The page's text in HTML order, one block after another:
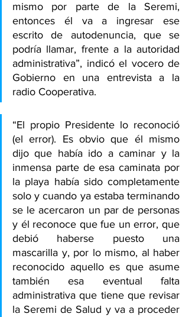
mismo por parte de la Seremi,
entonces él va a ingresar ese
escrito de autodenuncia, que se
podría llamar, frente a la autoridad
administrativa”, indicó el vocero de
Gobierno en una entrevista a la
radio Cooperativa.
“El propio Presidente lo reconoció
(el error). Es obvio que él mismo
dijo que había ido a caminar y la
inmensa parte de esa caminata por
la playa había sido completamente
solo y cuando ya estaba terminando
se le acercaron un par de personas
y él reconoce que fue un error, que
debió haberse puesto una
mascarilla y, por lo mismo, al haber
reconocido aquello es que asume
también esa eventual falta
administrativa que tiene que revisar
la Seremi de Salud y va a proceder